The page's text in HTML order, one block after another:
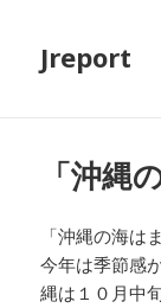
Jreport
「沖縄
「沖縄の海は
今年は季節感
縄は１０月中